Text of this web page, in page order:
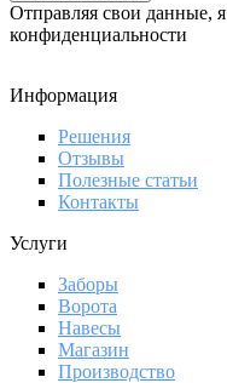
Отправляя свои данные,
конфиденциальности
Информация
Решения
Отзывы
Полезные статьи
Контакты
Услуги
Заборы
Ворота
Навесы
Магазин
Производство